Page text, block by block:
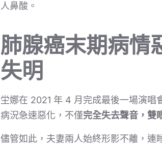
人鼻酸。
肺腺癌末期病
失明
坣娜在 2021 年 4 月完成最後一場演唱
病況急速惡化，不僅完全失去聲音，雙
儘管如此，夫妻兩人始終形影不離，連